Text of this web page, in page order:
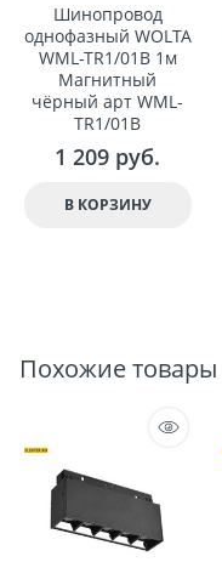
Шинопровод
однофазный WOLTA
WML-TR1/01B 1м
Магнитный
чёрный арт WML-
TR1/01B
1 209 руб.
В КОРЗИНУ
Похожие товары